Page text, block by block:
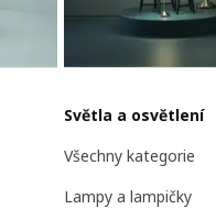
Světla a osvětlení
Všechny kategorie
Lampy a lampičky